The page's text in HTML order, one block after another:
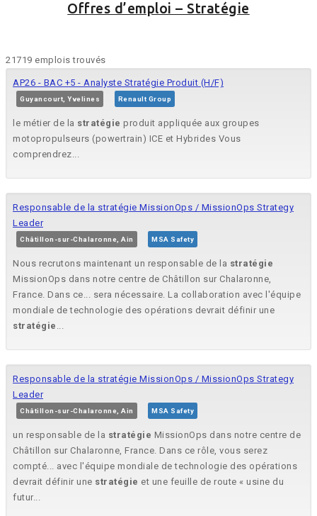
Offres d’emploi – Stratégie
21719 emplois trouvés
AP26 - BAC +5 - Analyste Stratégie Produit (H/F)
Guyancourt, Yvelines Renault Group
le métier de la stratégie produit appliquée aux groupes
motopropulseurs (powertrain) ICE et Hybrides Vous
comprendrez...
Responsable de la stratégie MissionOps / MissionOps Strategy
Leader
Châtillon-sur-Chalaronne, Ain MSA Safety
Nous recrutons maintenant un responsable de la stratégie
MissionOps dans notre centre de Châtillon sur Chalaronne,
France. Dans ce... sera nécessaire. La collaboration avec l'équipe
mondiale de technologie des opérations devrait définir une
stratégie ...
Responsable de la stratégie MissionOps / MissionOps Strategy
Leader
Châtillon-sur-Chalaronne, Ain MSA Safety
un responsable de la stratégie MissionOps dans notre centre de
Châtillon sur Chalaronne, France. Dans ce rôle, vous serez
compté... avec l'équipe mondiale de technologie des opérations
devrait définir une stratégie et une feuille de route « usine du
futur...